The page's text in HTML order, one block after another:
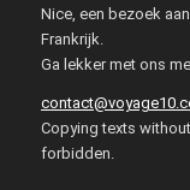
Nice, een bezoek
Frankrijk.
Ga lekker met ons
Copying texts
forbidden.